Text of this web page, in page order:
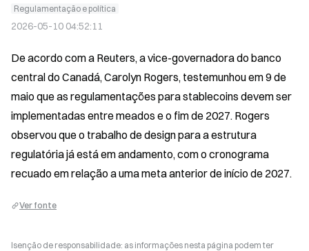
Regulamentação e política
2026-05-10 04:52:11
De acordo com a Reuters, a vice-governadora do banco
central do Canadá, Carolyn Rogers, testemunhou em 9 de
maio que as regulamentações para stablecoins devem ser
implementadas entre meados e o fim de 2027. Rogers
observou que o trabalho de design para a estrutura
regulatória já está em andamento, com o cronograma
recuado em relação a uma meta anterior de início de 2027.
Ver fonte
Isenção de responsabilidade: as informações nesta página podem ter